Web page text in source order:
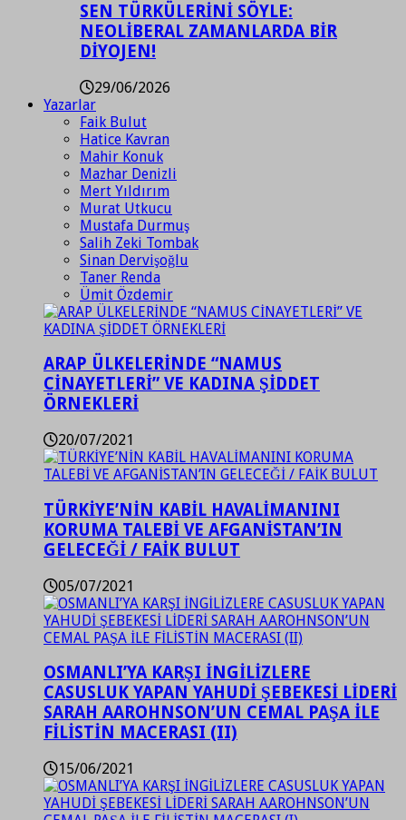
SEN TÜRKÜLERİNİ SÖYLE:
NEOLİBERAL ZAMANLARDA BİR
DİYOJEN!
29/06/2026
Yazarlar
Faik Bulut
Hatice Kavran
Mahir Konuk
Mazhar Denizli
Mert Yıldırım
Murat Utkucu
Mustafa Durmuş
Salih Zeki Tombak
Sinan Dervişoğlu
Taner Renda
Ümit Özdemir
ARAP ÜLKELERİNDE “NAMUS
CİNAYETLERİ” VE KADINA ŞİDDET
ÖRNEKLERİ
20/07/2021
TÜRKİYE’NİN KABİL HAVALİMANINI
KORUMA TALEBİ VE AFGANİSTAN’IN
GELECEĞİ / FAİK BULUT
05/07/2021
OSMANLI’YA KARŞI İNGİLİZLERE
CASUSLUK YAPAN YAHUDİ ŞEBEKESİ LİDERİ
SARAH AAROHNSON’UN CEMAL PAŞA İLE
FİLİSTİN MACERASI (II)
15/06/2021